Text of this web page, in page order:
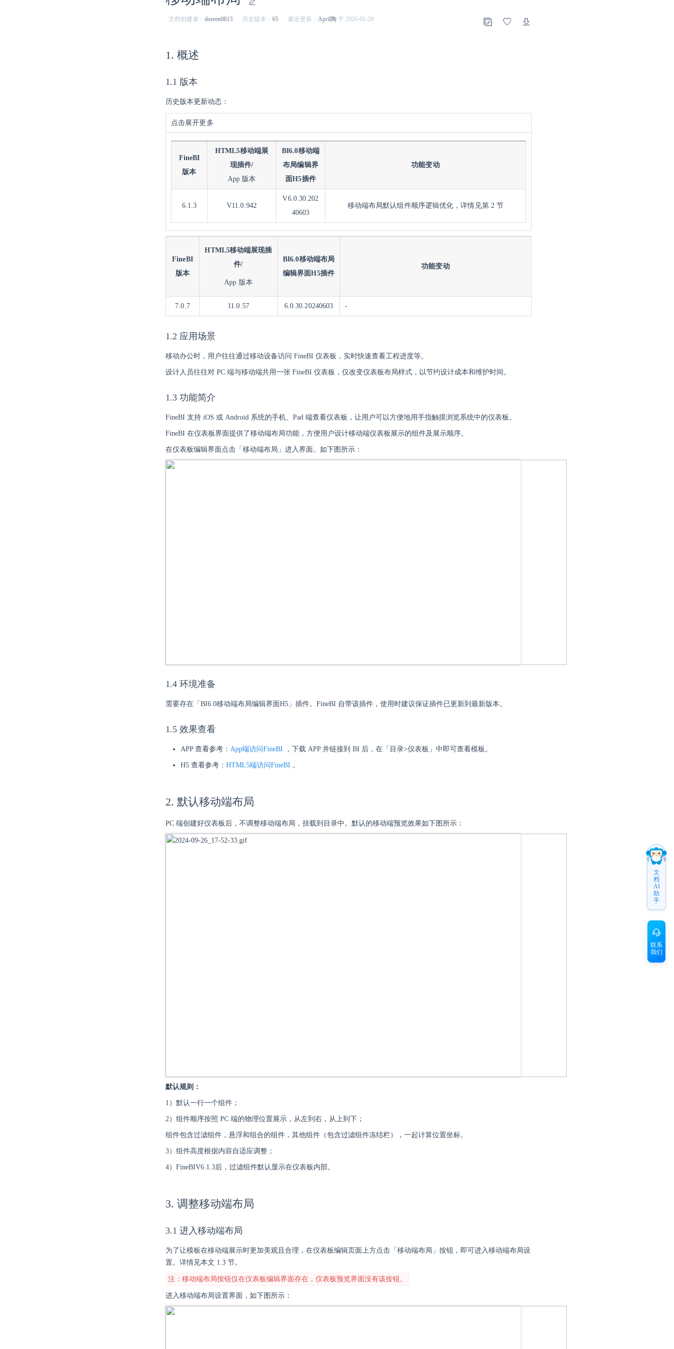
文档创建者： doreen0813 历史版本： 65 最近更新： April陶 于 2026-01-29
1. 概述
1.1 版本
历史版本更新动态：
点击展开更多
FineBI
版本
HTML5移动端展
现插件/
App 版本
BI6.0移动端
布局编辑界
面H5插件
功能变动
6.1.3 V11.0.942
V6.0.30.202
40603
移动端布局默认组件顺序逻辑优化，详情见第 2节
FineBI
版本
HTML5移动端展现插
件/
App 版本
BI6.0移动端布局
编辑界面H5插件
功能变动
7.0.7 11.0.57 6.0.30.20240603 -
1.2 应用场景
移动办公时，用户往往通过移动设备访问 FineBI 仪表板，实时快速查看工程进度等。
设计人员往往对 PC 端与移动端共用一张 FineBI 仪表板，仅改变仪表板布局样式，以节约设计成本和维护时间。
1.3 功能简介
FineBI 支持 iOS 或 Android 系统的手机、Pad 端查看仪表板，让用户可以方便地用手指触摸浏览系统中的仪表板。
FineBI 在仪表板界面提供了移动端布局功能，方便用户设计移动端仪表板展示的组件及展示顺序。
在仪表板编辑界面点击「移动端布局」进入界面。如下图所示：
1.4 环境准备
需要存在「BI6.0移动端布局编辑界面H5」插件。FineBI 自带该插件，使用时建议保证插件已更新到最新版本。
1.5 效果查看
APP 查看参考： App端访问FineBI ，下载 APP 并链接到 BI 后，在「目录>仪表板」中即可查看模板。
H5 查看参考： HTML5端访问FineBI 。
2. 默认移动端布局
PC 端创建好仪表板后，不调整移动端布局，挂载到目录中。默认的移动端预览效果如下图所示：
默认规则：
1）默认一行一个组件；
2）组件顺序按照 PC 端的物理位置展示，从左到右，从上到下；
组件包含过滤组件，悬浮和组合的组件，其他组件（包含过滤组件冻结栏），一起计算位置坐标。
3）组件高度根据内容自适应调整；
4）FineBIV6.1.3后，过滤组件默认显示在仪表板内部。
3. 调整移动端布局
3.1 进入移动端布局
为了让模板在移动端展示时更加美观且合理，在仪表板编辑页面上方点击「移动端布局」按钮，即可进入移动端布局设
置。详情见本文 1.3 节。
注：移动端布局按钮仅在仪表板编辑界面存在，仪表板预览界面没有该按钮。
进入移动端布局设置界面，如下图所示：
文
档
AI
助
手
联系
我们